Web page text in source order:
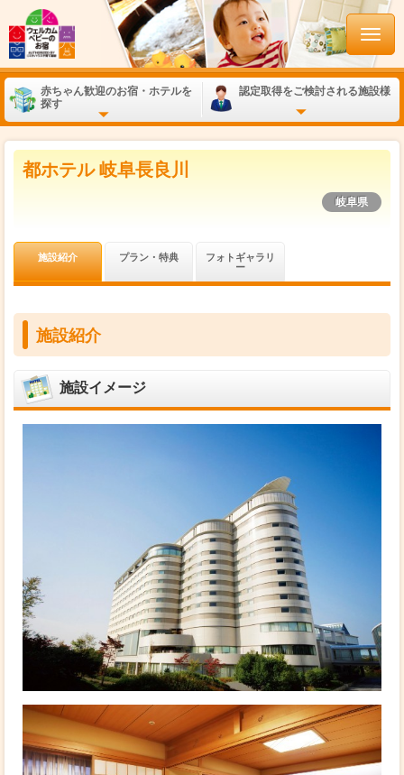
赤ちゃん歓迎のお宿・ホテルを
探す
認定取得をご検討される施設様
都ホテル 岐阜長良川
岐阜県
施設紹介 プラン・特典 フォトギャラリ
ー
施設紹介
施設イメージ